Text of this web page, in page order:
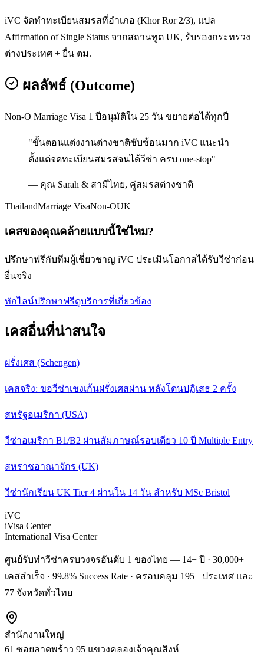
iVC จัดทำทะเบียนสมรสที่อำเภอ (Khor Ror 2/3), แปล
Affirmation of Single Status จากสถานทูต UK, รับรองกระทรวง
ต่างประเทศ + ยื่น ตม.
ผลลัพธ์ (Outcome)
Non-O Marriage Visa 1 ปีอนุมัติใน 25 วัน ขยายต่อได้ทุกปี
"ขั้นตอนแต่งงานต่างชาติซับซ้อนมาก iVC แนะนำ
ตั้งแต่จดทะเบียนสมรสจนได้วีซ่า ครบ one-stop"
— คุณ Sarah & สามีไทย, คู่สมรสต่างชาติ
ThailandMarriage VisaNon-OUK
เคสของคุณคล้ายแบบนี้ใช่ไหม?
ปรึกษาฟรีกับทีมผู้เชี่ยวชาญ iVC ประเมินโอกาสได้รับวีซ่าก่อน
ยื่นจริง
ทักไลน์ปรึกษาฟรีดูบริการที่เกี่ยวข้อง
เคสอื่นที่น่าสนใจ
ฝรั่งเศส (Schengen)
เคสจริง: ขอวีซ่าเชงเก้นฝรั่งเศสผ่าน หลังโดนปฏิเสธ 2 ครั้ง
สหรัฐอเมริกา (USA)
วีซ่าอเมริกา B1/B2 ผ่านสัมภาษณ์รอบเดียว 10 ปี Multiple Entry
สหราชอาณาจักร (UK)
วีซ่านักเรียน UK Tier 4 ผ่านใน 14 วัน สำหรับ MSc Bristol
iVC
iVisa Center
International Visa Center
ศูนย์รับทำวีซ่าครบวงจรอันดับ 1 ของไทย — 14+ ปี · 30,000+
เคสสำเร็จ · 99.8% Success Rate · ครอบคลุม 195+ ประเทศ และ
77 จังหวัดทั่วไทย
สำนักงานใหญ่
61 ซอยลาดพร้าว 95 แขวงคลองเจ้าคุณสิงห์